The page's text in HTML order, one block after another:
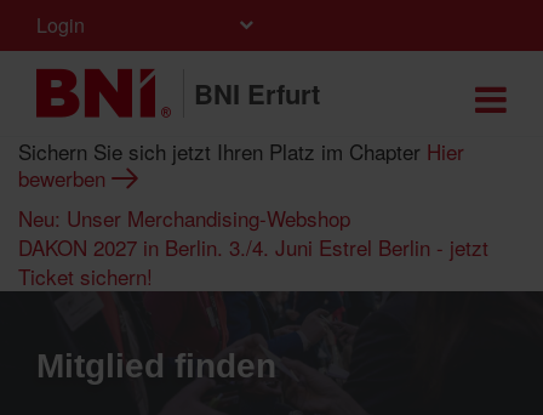
Login
BNI Erfurt
Sichern Sie sich jetzt Ihren Platz im Chapter Hier
bewerben
Neu: Unser Merchandising-Webshop
DAKON 2027 in Berlin. 3./4. Juni Estrel Berlin - jetzt
Ticket sichern!
Mitglied finden